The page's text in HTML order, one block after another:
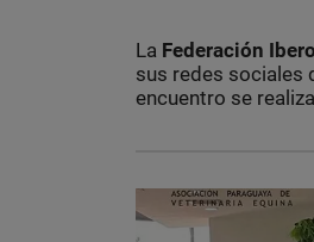
La Federación
sus redes sociales
encuentro se